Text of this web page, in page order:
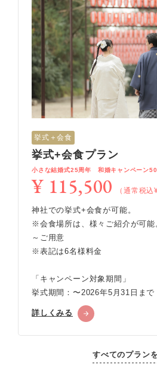
挙式＋会食
挙式+会食プラン
小さな結婚式25周年 和婚キャンペーン
¥ 115,500 （通常税
神社での挙式+会食が可能。
※会食場所は、様々ご紹介が可能
～ご用意
※表記は6名様料金
「キャンペーン対象期間」
挙式期間：〜2026年5月31日まで
詳しくみる
すべてのプラン